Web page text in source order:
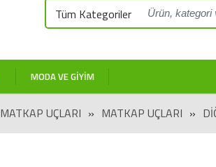
Tüm Kategoriler
MODA VE GIYIM
MATKAP UÇLARI » MATKAP UÇLARI »